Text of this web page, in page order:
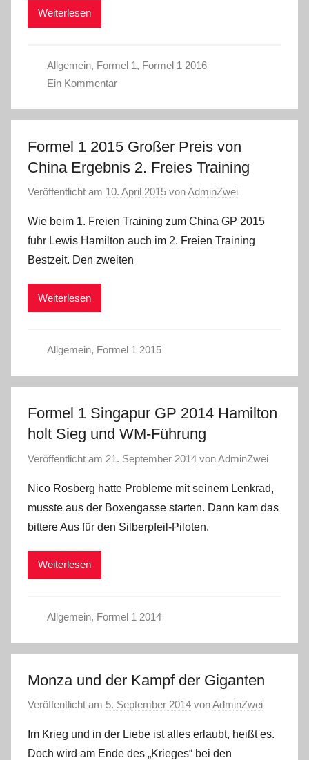
Weiterlesen
Allgemein, Formel 1, Formel 1 2016
Ein Kommentar
Formel 1 2015 Großer Preis von
China Ergebnis 2. Freies Training
Veröffentlicht am 10. April 2015 vonAdminZwei
Wie beim 1. Freien Training zum China GP 2015
fuhr Lewis Hamilton auch im 2. Freien Training
Bestzeit. Den zweiten
Weiterlesen
Allgemein, Formel 1 2015
Formel 1 Singapur GP 2014 Hamilton
holt Sieg und WM-Führung
Veröffentlicht am 21. September 2014 vonAdminZwei
Nico Rosberg hatte Probleme mit seinem Lenkrad,
musste aus der Boxengasse starten. Dann kam das
bittere Aus für den Silberpfeil-Piloten.
Weiterlesen
Allgemein, Formel 1 2014
Monza und der Kampf der Giganten
Veröffentlicht am 5. September 2014 vonAdminZwei
Im Krieg und in der Liebe ist alles erlaubt, heißt es.
Doch wird am Ende des „Krieges“ bei den